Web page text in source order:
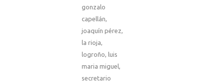
gonzalo
capellán,
joaquín pérez,
la rioja,
logroño, luis
maria miguel,
secretario